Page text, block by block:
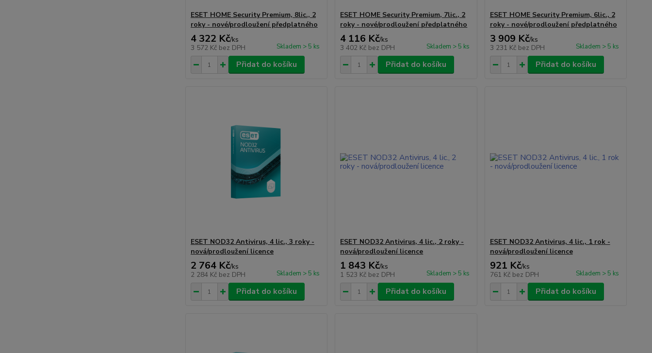
ESET HOME Security Premium, 8lic., 2
roky - nové/prodloužení předplatného
4 322 Kč/ks
3 572 Kč bez DPH Skladem > 5 ks
Přidat do košíku
ESET HOME Security Premium, 7lic., 2
roky - nové/prodloužení předplatného
4 116 Kč/ks
3 402 Kč bez DPH Skladem > 5 ks
Přidat do košíku
ESET HOME Security Premium, 6lic., 2
roky - nové/prodloužení předplatného
3 909 Kč/ks
3 231 Kč bez DPH Skladem > 5 ks
Přidat do košíku
ESET NOD32 Antivirus, 4 lic., 3 roky -
nová/prodloužení licence
2 764 Kč/ks
2 284 Kč bez DPH Skladem > 5 ks
Přidat do košíku
ESET NOD32 Antivirus, 4 lic., 2 roky -
nová/prodloužení licence
1 843 Kč/ks
1 523 Kč bez DPH Skladem > 5 ks
Přidat do košíku
ESET NOD32 Antivirus, 4 lic., 1 rok -
nová/prodloužení licence
921 Kč/ks
761 Kč bez DPH Skladem > 5 ks
Přidat do košíku